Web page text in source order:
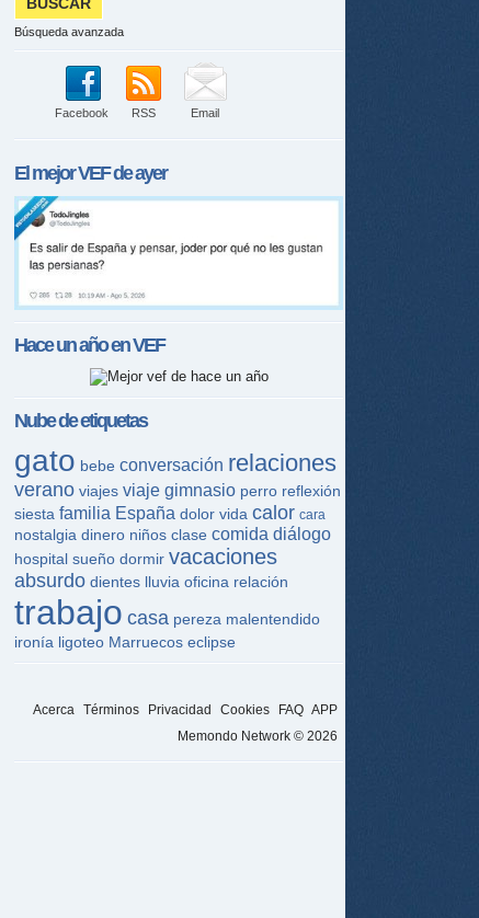
Búsqueda avanzada
Facebook RSS Email
El mejorVEFde ayer
Hace un año enVEF
Nube de etiquetas
gato bebe conversación relaciones
verano viajes viaje gimnasio perro reflexión
siesta familia España dolor vida calor cara
nostalgia dinero niños clase comida diálogo
hospital sueño dormir vacaciones
absurdo dientes lluvia oficina relación
trabajo casa pereza malentendido
ironía ligoteo Marruecos eclipse
Acerca Términos Privacidad Cookies FAQ APP
Memondo Network © 2026